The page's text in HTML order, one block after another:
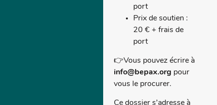
port
Prix de soutien :
20 € + frais de
port
👉Vous pouvez écrire à
info@bepax.org pour
vous le procurer.
Ce dossier s’adresse à